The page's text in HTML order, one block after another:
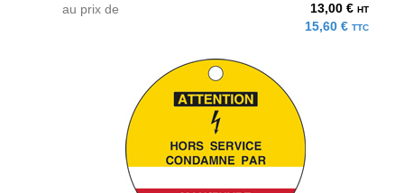
au prix de 13,00 € HT
15,60 € TTC